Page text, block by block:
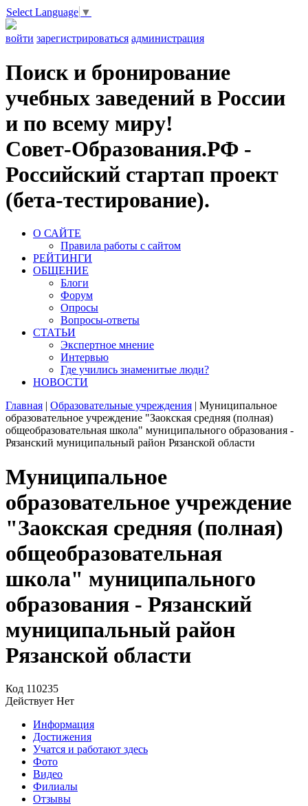
Select Language ▼
войти зарегистрироваться администрация
Поиск и бронирование
учебных заведений в России
и по всему миру!
Совет-Образования.РФ -
Российский стартап проект
(бета-тестирование).
О САЙТЕ
Правила работы с сайтом
РЕЙТИНГИ
ОБЩЕНИЕ
Блоги
Форум
Опросы
Вопросы-ответы
СТАТЬИ
Экспертное мнение
Интервью
Где учились знаменитые люди?
НОВОСТИ
Главная | Образовательные учреждения | Муниципальное
образовательное учреждение "Заокская средняя (полная)
общеобразовательная школа" муниципального образования -
Рязанский муниципальный район Рязанской области
Муниципальное
образовательное учреждение
"Заокская средняя (полная)
общеобразовательная
школа" муниципального
образования - Рязанский
муниципальный район
Рязанской области
Код 110235
Действует Нет
Информация
Достижения
Учатся и работают здесь
Фото
Видео
Филиалы
Отзывы